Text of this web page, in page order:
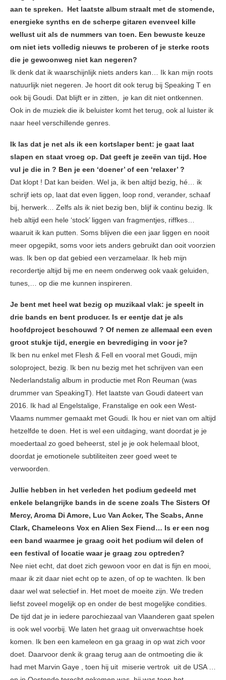
aan te spreken. Het laatste album straalt met de stomende,
energieke synths en de scherpe gitaren evenveel kille
wellust uit als de nummers van toen. Een bewuste keuze
om niet iets volledig nieuws te proberen of je sterke roots
die je gewoonweg niet kan negeren?
Ik denk dat ik waarschijnlijk niets anders kan… Ik kan mijn roots
natuurlijk niet negeren. Je hoort dit ook terug bij Speaking T en
ook bij Goudi. Dat blijft er in zitten, je kan dit niet ontkennen.
Ook in de muziek die ik beluister komt het terug, ook al luister ik
naar heel verschillende genres.
Ik las dat je net als ik een kortslaper bent: je gaat laat
slapen en staat vroeg op. Dat geeft je zeeën van tijd. Hoe
vul je die in ? Ben je een ‘doener’ of een ‘relaxer’ ?
Dat klopt ! Dat kan beiden. Wel ja, ik ben altijd bezig, hé… ik
schrijf iets op, laat dat even liggen, loop rond, verander, schaaf
bij, herwerk… Zelfs als ik niet bezig ben, blijf ik continu bezig. Ik
heb altijd een hele ‘stock’ liggen van fragmentjes, riffkes…
waaruit ik kan putten. Soms blijven die een jaar liggen en nooit
meer opgepikt, soms voor iets anders gebruikt dan ooit voorzien
was. Ik ben op dat gebied een verzamelaar. Ik heb mijn
recordertje altijd bij me en neem onderweg ook vaak geluiden,
tunes,… op die me kunnen inspireren.
Je bent met heel wat bezig op muzikaal vlak: je speelt in
drie bands en bent producer. Is er eentje dat je als
hoofdproject beschouwd ? Of nemen ze allemaal een even
groot stukje tijd, energie en bevrediging in voor je?
Ik ben nu enkel met Flesh & Fell en vooral met Goudi, mijn
soloproject, bezig. Ik ben nu bezig met het schrijven van een
Nederlandstalig album in productie met Ron Reuman (was
drummer van SpeakingT). Het laatste van Goudi dateert van
2016. Ik had al Engelstalige, Franstalige en ook een West-
Vlaams nummer gemaakt met Goudi. Ik hou er niet van om altijd
hetzelfde te doen. Het is wel een uitdaging, want doordat je je
moedertaal zo goed beheerst, stel je je ook helemaal bloot,
doordat je emotionele subtiliteiten zeer goed weet te
verwoorden.
Jullie hebben in het verleden het podium gedeeld met
enkele belangrijke bands in de scene zoals The Sisters Of
Mercy, Aroma Di Amore, Luc Van Acker, The Scabs, Anne
Clark, Chameleons Vox en Alien Sex Fiend… Is er een nog
een band waarmee je graag ooit het podium wil delen of
een festival of locatie waar je graag zou optreden?
Nee niet echt, dat doet zich gewoon voor en dat is fijn en mooi,
maar ik zit daar niet echt op te azen, of op te wachten. Ik ben
daar wel wat selectief in. Het moet de moeite zijn. We treden
liefst zoveel mogelijk op en onder de best mogelijke condities.
De tijd dat je in iedere parochiezaal van Vlaanderen gaat spelen
is ook wel voorbij. We laten het graag uit onverwachtse hoek
komen. Ik ben een kameleon en ga graag in op wat zich voor
doet. Daarvoor denk ik graag terug aan de ontmoeting die ik
had met Marvin Gaye , toen hij uit miserie vertrok uit de USA …